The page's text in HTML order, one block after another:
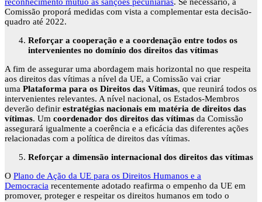
Comissão proporá medidas com vista a complementar esta decisão-
quadro até 2022.
Reforçar a cooperação e a coordenação entre todos os
intervenientes no domínio dos direitos das vítimas
A fim de assegurar uma abordagem mais horizontal no que respeita
aos direitos das vítimas a nível da UE, a Comissão vai criar
uma Plataforma para os Direitos das Vítimas, que reunirá todos os
intervenientes relevantes. A nível nacional, os Estados-Membros
deverão definir estratégias nacionais em matéria de direitos das
vítimas. Um coordenador dos direitos das vítimas da Comissão
assegurará igualmente a coerência e a eficácia das diferentes ações
relacionadas com a política de direitos das vítimas.
Reforçar a dimensão internacional dos direitos das vítimas
O Plano de Ação da UE para os Direitos Humanos e a
Democracia recentemente adotado reafirma o empenho da UE em
promover, proteger e respeitar os direitos humanos em todo o